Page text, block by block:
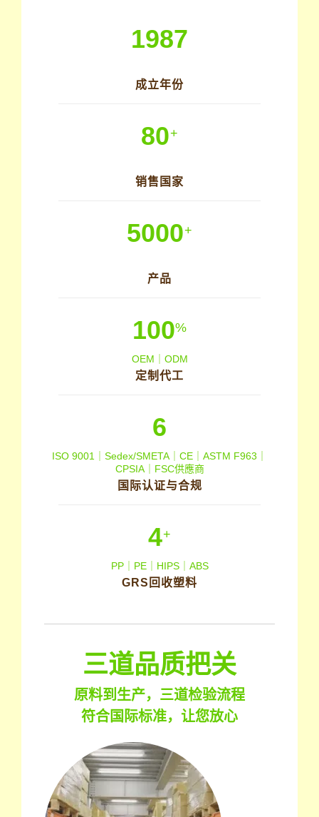
1987
成立年份
80+
销售国家
5000+
产品
100%
OEM｜ODM
定制代工
6
ISO 9001｜Sedex/SMETA｜CE｜ASTM F963｜
CPSIA｜FSC供應商
国际认证与合规
4+
PP｜PE｜HIPS｜ABS
GRS回收塑料
三道品质把关
原料到生产，三道检验流程
符合国际标准，让您放心